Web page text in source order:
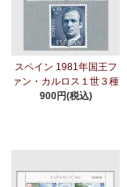
スペイン 1981年国王フ
ァン・カルロス１世３種
900円(税込)